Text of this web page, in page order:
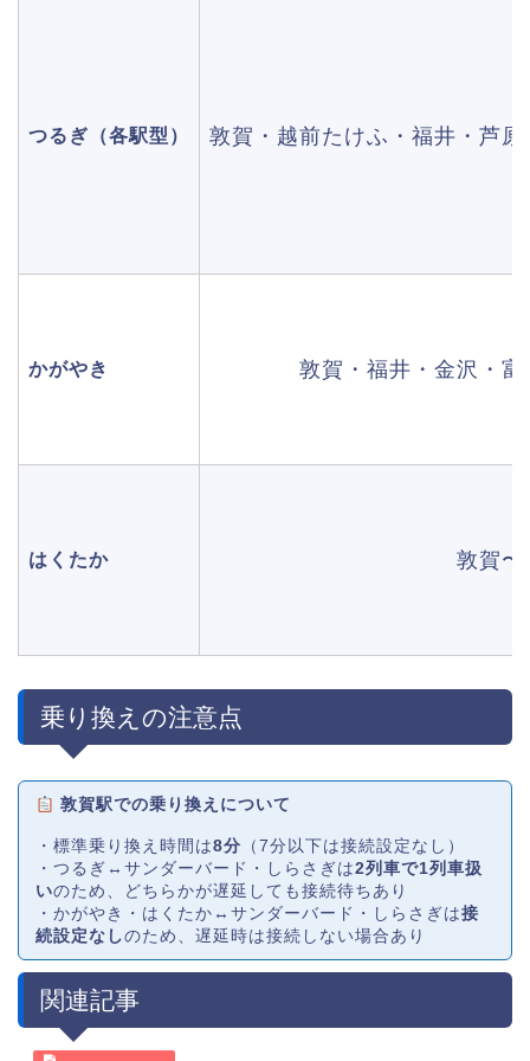
つるぎ（各駅型） 敦賀・越前たけふ・福井・芦
かがやき 敦賀・福井・金沢・
はくたか 敦賀〜
乗り換えの注意点
敦賀駅での乗り換えについて
・標準乗り換え時間は8分 （7分以下は接続設定なし）
・つるぎ↔サンダーバード・しらさぎは2列車で1列車扱
いのため、どちらかが遅延しても接続待ちあり
・かがやき・はくたか↔サンダーバード・しらさぎは接
続設定なしのため、遅延時は接続しない場合あり
関連記事